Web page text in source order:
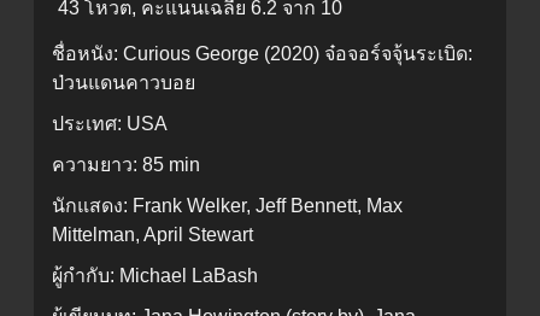
43 โหวต, คะแนนเฉลี่ย 6.2 จาก 10
ชื่อหนัง: Curious George (2020) จ๋อจอร์จจุ้นระเบิด:
ป่วนแดนคาวบอย
ประเทศ: USA
ความยาว: 85 min
นักแสดง: Frank Welker, Jeff Bennett, Max
Mittelman, April Stewart
ผู้กำกับ: Michael LaBash